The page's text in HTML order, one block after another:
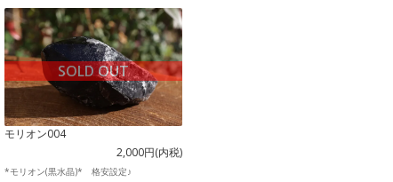
モリオン004
2,000円(内税)
SOLD OUT
*モリオン(黒水晶)* 格安設定♪